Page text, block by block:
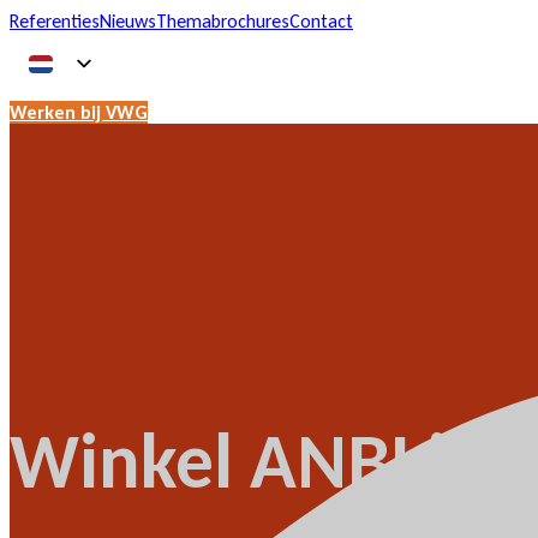
ReferentiesNieuwsThemabrochuresContact
Werken bij VWG
Winkel ANBI is